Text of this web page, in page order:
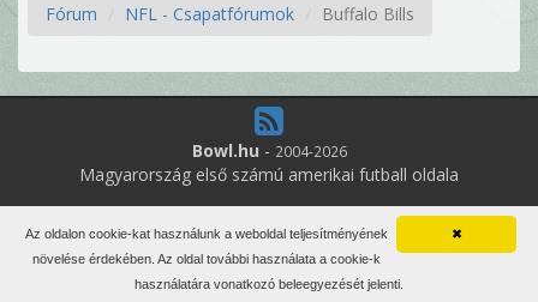
Fórum NFL - Csapatfórumok Buffalo Bills
Bowl.hu - 2004-2026
Magyarország első számú amerikai futball oldala
2
online felhasználó
Minden jog fenntartva. Írott anyagok újraközlése csak a szerző
engedélyével.
Impresszum
✖
Az oldalon cookie-kat használunk a weboldal teljesítményének
növelése érdekében. Az oldal további használata a cookie-k
használatára vonatkozó beleegyezését jelenti.